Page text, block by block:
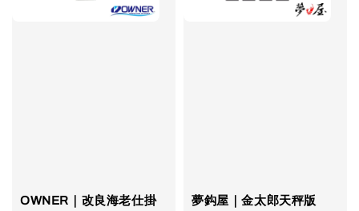
OWNER｜改良海老仕掛 夢鈎屋｜金太郎天秤版